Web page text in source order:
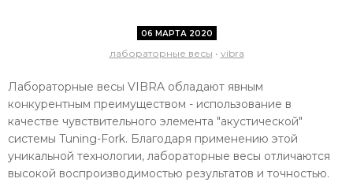
06 МАРТА 2020
лабораторные весы • vibra
Лабораторные весы VIBRA обладают явным
конкурентным преимуществом - использование в
качестве чувствительного элемента "акустической"
системы Tuning-Fork. Благодаря применению этой
уникальной технологии, лабораторные весы отличаются
высокой воспроизводимостью результатов и точностью.